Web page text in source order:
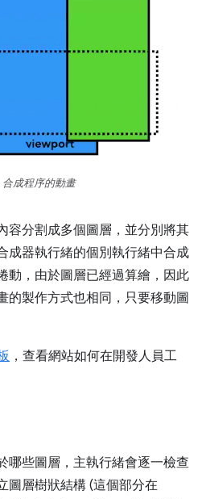
合成程序的動畫
容分割成多個圖層，並分別將其
成器執行緒的個別執行緒中合成
動，由於圖層已經過算繪，因此
的製作方式也相同，只要移動圖
，查看網站如何在開發人員工
哪些圖層，主執行緒會逐一檢查
圖層樹狀結構 (這個部分在